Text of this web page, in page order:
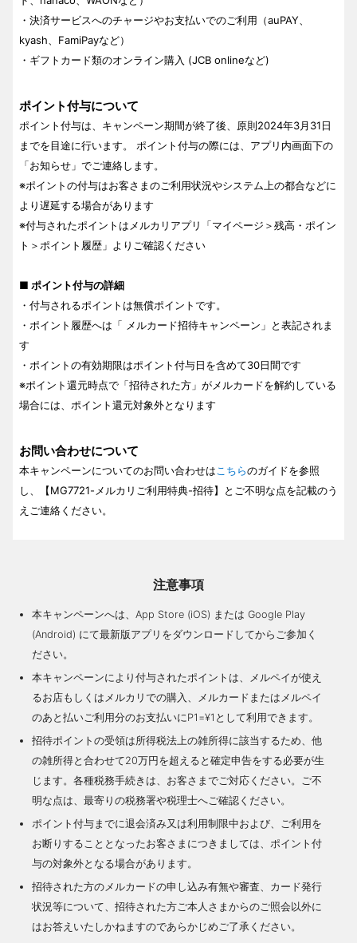
・決済サービスへのチャージやお支払いでのご利用（auPAY、
kyash、FamiPayなど）
・ギフトカード類のオンライン購入 (JCB onlineなど)
ポイント付与について
ポイント付与は、キャンペーン期間が終了後、原則2024年3月31日
までを目途に行います。 ポイント付与の際には、アプリ内画面下の
「お知らせ」でご連絡します。
※ポイントの付与はお客さまのご利用状況やシステム上の都合などに
より遅延する場合があります
※付与されたポイントはメルカリアプリ「マイページ＞残高・ポイン
ト＞ポイント履歴」よりご確認ください
■ ポイント付与の詳細
・付与されるポイントは無償ポイントです。
・ポイント履歴へは「 メルカード招待キャンペーン」と表記されま
す
・ポイントの有効期限はポイント付与日を含めて30日間です
※ポイント還元時点で「招待された方」がメルカードを解約している
場合には、ポイント還元対象外となります
お問い合わせについて
本キャンペーンについてのお問い合わせはこちらのガイドを参照
し、【MG7721-メルカリご利用特典-招待】とご不明な点を記載のう
えご連絡ください。
注意事項
本キャンペーンへは、App Store (iOS) または Google Play
(Android) にて最新版アプリをダウンロードしてからご参加く
ださい。
本キャンペーンにより付与されたポイントは、メルペイが使え
るお店もしくはメルカリでの購入、メルカードまたはメルペイ
のあと払いご利用分のお支払いにP1=¥1として利用できます。
招待ポイントの受領は所得税法上の雑所得に該当するため、他
の雑所得と合わせて20万円を超えると確定申告をする必要が生
じます。各種税務手続きは、お客さまでご対応ください。ご不
明な点は、最寄りの税務署や税理士へご確認ください。
ポイント付与までに退会済み又は利用制限中および、ご利用を
お断りすることとなったお客さまにつきましては、ポイント付
与の対象外となる場合があります。
招待された方のメルカードの申し込み有無や審査、カード発行
状況等について、招待された方ご本人さまからのご照会以外に
はお答えいたしかねますのであらかじめご了承ください。